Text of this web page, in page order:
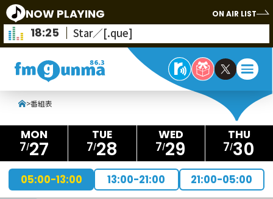
NOW PLAYING ON AIR LIST
18:25 Star／[.que]
>番組表
7 27 7 28 7 29 7 30
05:00-13:00 13:00-21:00 21:00-05:00